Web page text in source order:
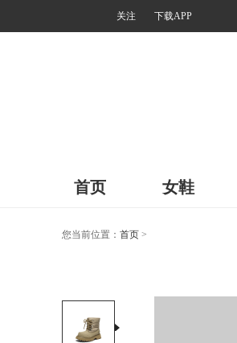
关注 下载APP
首页 女鞋
您当前位置： 首页 >